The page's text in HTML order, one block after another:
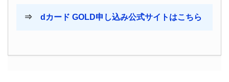
⇒ dカード GOLD申し込み公式サイトはこちら